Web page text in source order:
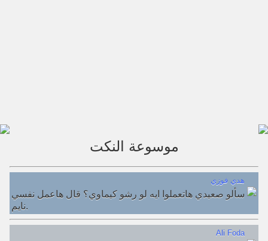
موسوعة النكت
هدي فوزي
سألو صعيدي هاتعملوا ايه لو رشو كيماوي؟ قال هاعمل نفسي
نايم.
Ali Foda